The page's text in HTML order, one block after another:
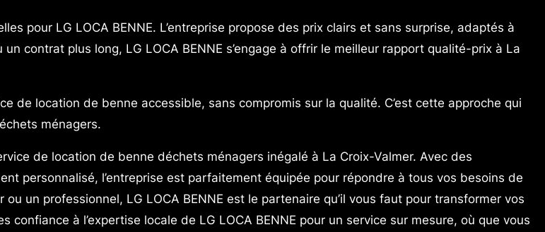
pour LG LOCA BENNE. L’entreprise propose des prix clairs et sans surprise, adaptés à
contrat plus long, LG LOCA BENNE s’engage à offrir le meilleur rapport qualité-prix à La
de location de benne accessible, sans compromis sur la qualité. C’est cette approche qui
ménagers.
de location de benne déchets ménagers inégalé à La Croix-Valmer. Avec des
personnalisé, l’entreprise est parfaitement équipée pour répondre à tous vos besoins de
un professionnel, LG LOCA BENNE est le partenaire qu’il vous faut pour transformer vos
à l’expertise locale de LG LOCA BENNE pour un service sur mesure, où que vous